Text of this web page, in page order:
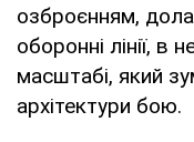
озброєнням,
оборонні лінії, в
масштабі, який
архітектури бою.